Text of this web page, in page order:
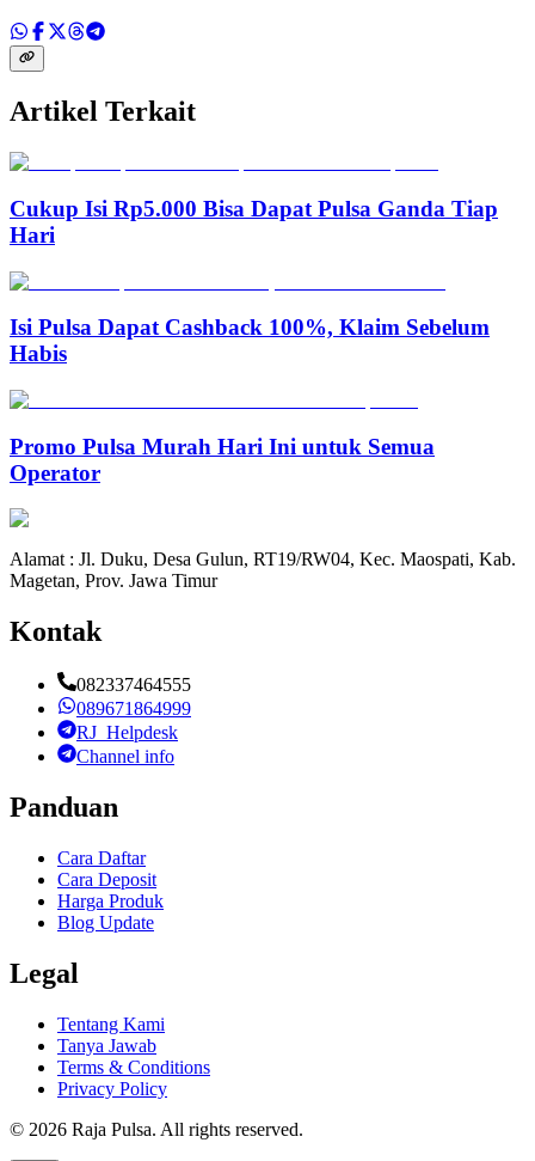
Artikel Terkait
Cukup Isi Rp5.000 Bisa Dapat Pulsa Ganda Tiap
Hari
Isi Pulsa Dapat Cashback 100%, Klaim Sebelum
Habis
Promo Pulsa Murah Hari Ini untuk Semua
Operator
Alamat : Jl. Duku, Desa Gulun, RT19/RW04, Kec. Maospati, Kab.
Magetan, Prov. Jawa Timur
Kontak
082337464555
089671864999
RJ_Helpdesk
Channel info
Panduan
Cara Daftar
Cara Deposit
Harga Produk
Blog Update
Legal
Tentang Kami
Tanya Jawab
Terms & Conditions
Privacy Policy
© 2026 Raja Pulsa. All rights reserved.